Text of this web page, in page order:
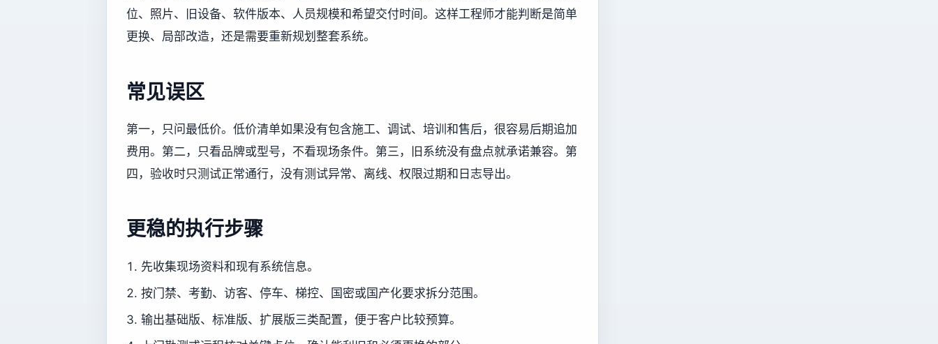
位、照片、旧设备、软件版本、人员规模和希望交付时间。这样工程师才能判断是简单
更换、局部改造，还是需要重新规划整套系统。
常见误区
第一，只问最低价。低价清单如果没有包含施工、调试、培训和售后，很容易后期追加
费用。第二，只看品牌或型号，不看现场条件。第三，旧系统没有盘点就承诺兼容。第
四，验收时只测试正常通行，没有测试异常、离线、权限过期和日志导出。
更稳的执行步骤
先收集现场资料和现有系统信息。
按门禁、考勤、访客、停车、梯控、国密或国产化要求拆分范围。
输出基础版、标准版、扩展版三类配置，便于客户比较预算。